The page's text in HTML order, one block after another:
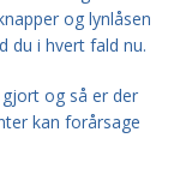
og lynlåsen
du i hvert fald nu.
og så er der
kan forårsage